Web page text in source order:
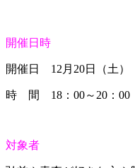
開催日時
開催日 12月20日（土）
時 間 18：00～20：00
対象者